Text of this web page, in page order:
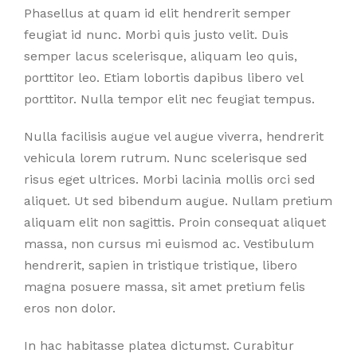
Phasellus at quam id elit hendrerit semper
feugiat id nunc. Morbi quis justo velit. Duis
semper lacus scelerisque, aliquam leo quis,
porttitor leo. Etiam lobortis dapibus libero vel
porttitor. Nulla tempor elit nec feugiat tempus.
Nulla facilisis augue vel augue viverra, hendrerit
vehicula lorem rutrum. Nunc scelerisque sed
risus eget ultrices. Morbi lacinia mollis orci sed
aliquet. Ut sed bibendum augue. Nullam pretium
aliquam elit non sagittis. Proin consequat aliquet
massa, non cursus mi euismod ac. Vestibulum
hendrerit, sapien in tristique tristique, libero
magna posuere massa, sit amet pretium felis
eros non dolor.
In hac habitasse platea dictumst. Curabitur